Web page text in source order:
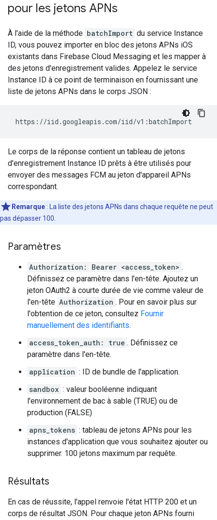
pour les jetons APNs
À l'aide de la méthode batchImport du service Instance
ID, vous pouvez importer en bloc des jetons APNs iOS
existants dans Firebase Cloud Messaging et les mapper à
des jetons d'enregistrement valides. Appelez le service
Instance ID à ce point de terminaison en fournissant une
liste de jetons APNs dans le corps JSON :
Le corps de la réponse contient un tableau de jetons
d'enregistrement Instance ID prêts à être utilisés pour
envoyer des messages FCM au jeton d'appareil APNs
correspondant.
Remarque : La liste des jetons APNs dans chaque requête ne peut
pas dépasser 100.
Paramètres
Authorization: Bearer <access_token> .
Définissez ce paramètre dans l'en-tête. Ajoutez un
jeton OAuth2 à courte durée de vie comme valeur de
l'en-tête Authorization . Pour en savoir plus sur
l'obtention de ce jeton, consultez Fournir
manuellement des identifiants.
access_token_auth: true . Définissez ce
paramètre dans l'en-tête.
application : ID de bundle de l'application.
sandbox : valeur booléenne indiquant
l'environnement de bac à sable (TRUE) ou de
production (FALSE)
apns_tokens : tableau de jetons APNs pour les
instances d'application que vous souhaitez ajouter ou
supprimer. 100 jetons maximum par requête.
Résultats
En cas de réussite, l'appel renvoie l'état HTTP 200 et un
corps de résultat JSON. Pour chaque jeton APNs fourni